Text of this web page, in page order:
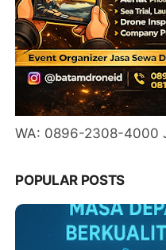
WA: 0896-2308-4000
POPULAR POSTS